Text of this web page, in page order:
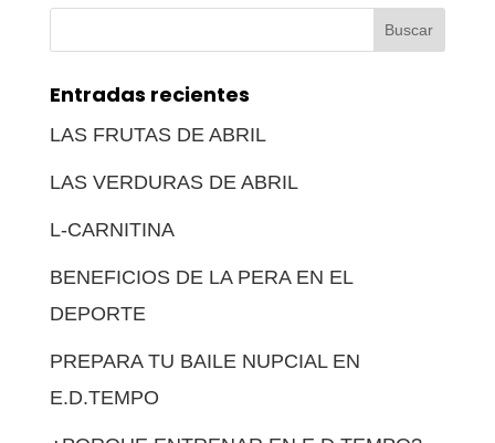
Entradas recientes
LAS FRUTAS DE ABRIL
LAS VERDURAS DE ABRIL
L-CARNITINA
BENEFICIOS DE LA PERA EN EL
DEPORTE
PREPARA TU BAILE NUPCIAL EN
E.D.TEMPO